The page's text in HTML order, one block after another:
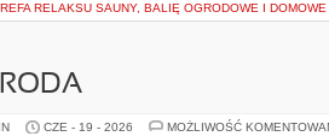
RELAKSU SAUNY, BALIĘ OGRODOWE I DOMOWE
CZE - 19 - 2026 MOŻLIWOŚĆ